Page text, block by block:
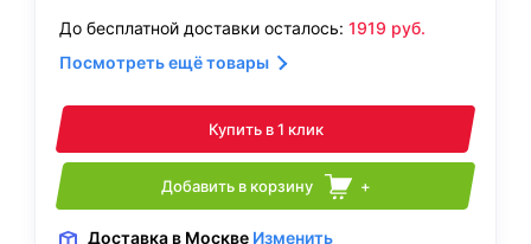
До бесплатной доставки осталось: 1919 руб.
Посмотреть ещё товары
Купить в 1 клик
Добавить в корзину +
Доставка в Москве Изменить